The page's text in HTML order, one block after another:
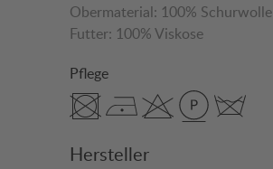
Obermaterial: 100% Schurwolle
Futter: 100% Viskose
Pflege
Hersteller